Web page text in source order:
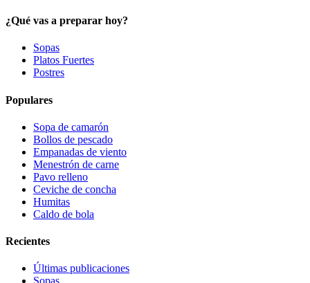
¿Qué vas a preparar hoy?
Sopas
Platos Fuertes
Postres
Populares
Sopa de camarón
Bollos de pescado
Empanadas de viento
Menestrón de carne
Pavo relleno
Ceviche de concha
Humitas
Caldo de bola
Recientes
Últimas publicaciones